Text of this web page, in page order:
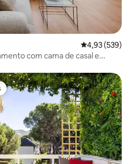
4,93 de uma
4,93 (539)
com cama de casal e...